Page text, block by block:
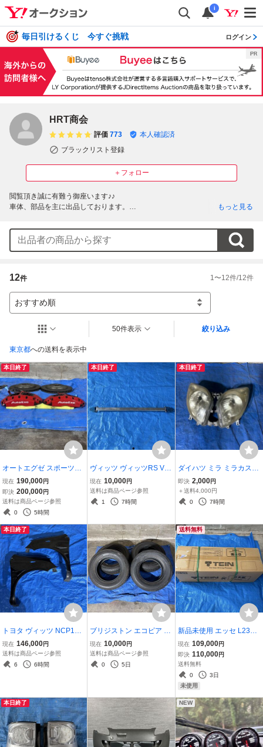
i
毎日引けるくじ 今すぐ挑戦 ログイン
HRT商会
＋フォロー
評価 773
本人確認済
ブラックリスト登録
閲覧頂き誠に有難う御座います♪♪
車体、部品を主に出品しております。
原則期間内での発送となります。(急ぎの方はコメントください。)
車体、部品にどちらに関わらず、キャンセル料は落札金額の10％を一律請求
致します。過去請求成功事例多数あります。
もっと見る
12件 1 〜12件/12件
おすすめ順
東京都への送料を表示中
50件表示 絞り込み
本日終了
オートエグゼ スポーツブ
レーキシステム 鍛造 4ポ
ット キャリパー 2ピース
ローター メッシュホース
純正 OP オプション RX8
現在 190,000円
即決 200,000円
送料は商品ページ参照
0
5時間
本日終了
ヴィッツ ヴィッツRS Vitz
NCP10 NCP13 リアタワ
ーバー クスコ？ 補強 強化
現在 10,000円
送料は商品ページ参照
1
7時間
本日終了
ダイハツ ミラ ミラカスタ
ム ミラバン L275 L285 ヘ
ッドライト ヘッドランプ
左右
即決 2,000円
＋送料4,000円
0
7時間
本日終了
トヨタ ヴィッツ NCP10
NCP13 ライブスポーツ
オーバーフェンダー ワイ
ドフェンダー FRP 片側10
現在 146,000円
送料は商品ページ参照
6
6時間
ブリジストン エコピア 19
5/80R15 24年16週 バリ溝
ハイエース キャラバン ラ
ンクル プラド ジムニー ハ
現在 10,000円
送料は商品ページ参照
0
5日
送料無料
新品未使用 エッセ L235S
ムーヴ L150S ムーヴカス
タム L150S L152S ムーヴ
ラテ L550S ミラ L250S L
250V TEIN FLEX Z テイン
車高調
現在 109,000円
即決 110,000円
送料無料
0
3日
未使用
本日終了 NEW